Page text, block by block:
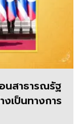
นสาธารณรัฐ
งเป็นทางการ